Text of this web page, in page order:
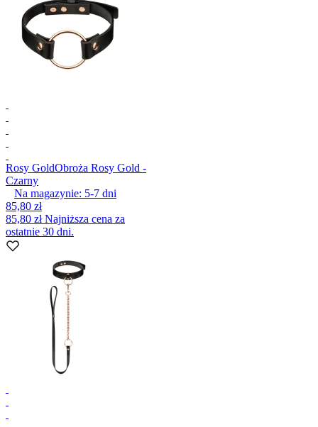
Rosy GoldObroża Rosy Gold -
Czarny
Na magazynie: 5-7 dni
85,80 zł
85,80 złNajniższa cena za
ostatnie 30 dni.